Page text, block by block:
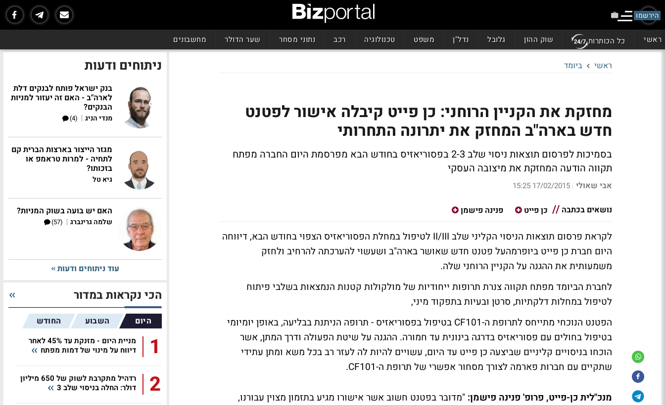
הירשמו
ראשי כל הכותרות שוק ההון גלובל נדל"ן משפט טכנולוגיה רכב נתוני מסחר שער הדולר מחשבונים
ראשי ביומד
מחזקת את הקניין הרוחני: כן פייט קיבלה אישור לפטנט
חדש בארה"ב המחזק את יתרונה התחרותי
בסמיכות לפרסום תוצאות ניסוי שלב 2-3 בפסוריאזיס בחודש הבא מפרסמת היום החברה מפתח
תקווה הודעה המחזקת את מיצובה העסקי
אבי שאולי |
17/02/2015 15:25
נושאים בכתבה כן פייט פנינה פישמן
לקראת פרסום תוצאות הניסוי הקליני שלב II/III לטיפול במחלת הפסוריאזיס הצפוי בחודש הבא, דיווחה
היום חברת כן פייט ביופרמהעל פטנט חדש שאושר בארה"ב ושעשוי להערכתה להרחיב ולחזק
משמעותית את ההגנה על הקניין הרוחני שלה.
לחברת הביומד מפתח תקווה צנרת תרופות ייחודיות של מולקולות קטנות הנמצאות בשלבי פיתוח
לטיפול במחלות דלקתיות, סרטן ובעיות בתפקוד מיני,
הפטנט הנוכחי מתייחס לתרופת ה-CF101 בטיפול בפסוריאזיס - תרופה הניתנת בבליעה, באופן יומיומי
בטיפול בחולים עם פסוריאזיס בדרגה בינונית עד חמורה. ההגנה על שיטת הפעולה ודרך המתן, אשר
הוכחו בניסויים קליניים שביצעה כן פייט עד היום, עשויים להיות לה לעזר רב בכל משא ומתן עתידי
שתקיים עם חברות פארמה לצורך מסחור אפשרי של תרופת ה-CF101.
מנכ"לית כן-פייט, פרופ' פנינה פישמן: "מדובר בפטנט חשוב אשר אישורו מגיע בתזמון מצוין עבורנו,
ניתוחים ודעות
בנק ישראל פותח לבנקים דלת
לארה"ב - האם זה יעזור למניות
הבנקים?
מנדי הניג |
(4)
מגזר הייצור בארצות הברית קם
לתחיה - למרות טראמפ או
בזכותו?
גיא טל
האם יש בועה בשוק המניות?
שלמה גרינברג |
(57)
עוד ניתוחים ודעות
הכי נקראות במדור
היום השבוע החודש
1
מניית היום - מזנקת עד 45% לאחר
דיווח על מינוי של דמות מפתח
2
רדהיל מתקרבת לשוק של 650 מיליון
דולר: החלה בניסוי שלב 3